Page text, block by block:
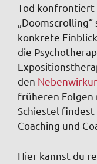
Tod konfrontiert
konkrete
die
den
früheren Folgen
Schiestel findest
Coaching und
Hier kannst du